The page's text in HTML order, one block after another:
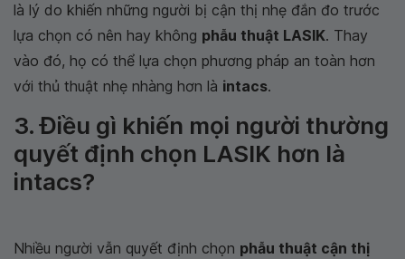
là lý do khiến những người bị cận thị nhẹ đắn đo trước
lựa chọn có nên hay không phẫu thuật LASIK. Thay
vào đó, họ có thể lựa chọn phương pháp an toàn hơn
với thủ thuật nhẹ nhàng hơn là intacs.
3. Điều gì khiến mọi người thường
quyết định chọn LASIK hơn là
intacs?
Nhiều người vẫn quyết định chọn phẫu thuật cận thị